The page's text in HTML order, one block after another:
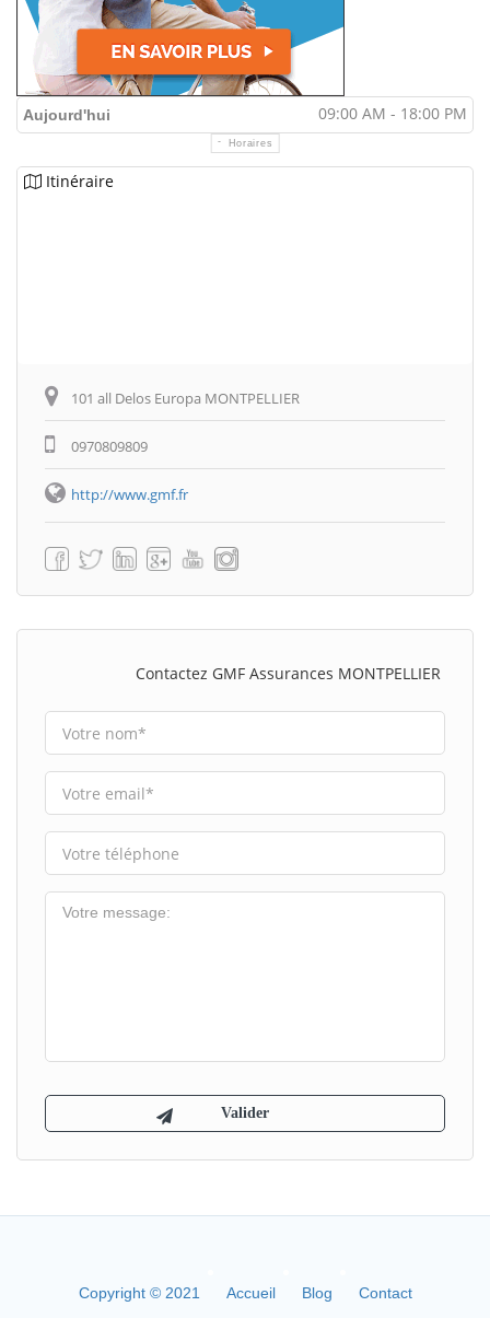
Aujourd'hui 09:00 AM - 18:00 PM
Horaires
Itinéraire
101 all Delos Europa MONTPELLIER
0970809809
http://www.gmf.fr
Contactez GMF Assurances MONTPELLIER
Copyright © 2021 Accueil Blog Contact